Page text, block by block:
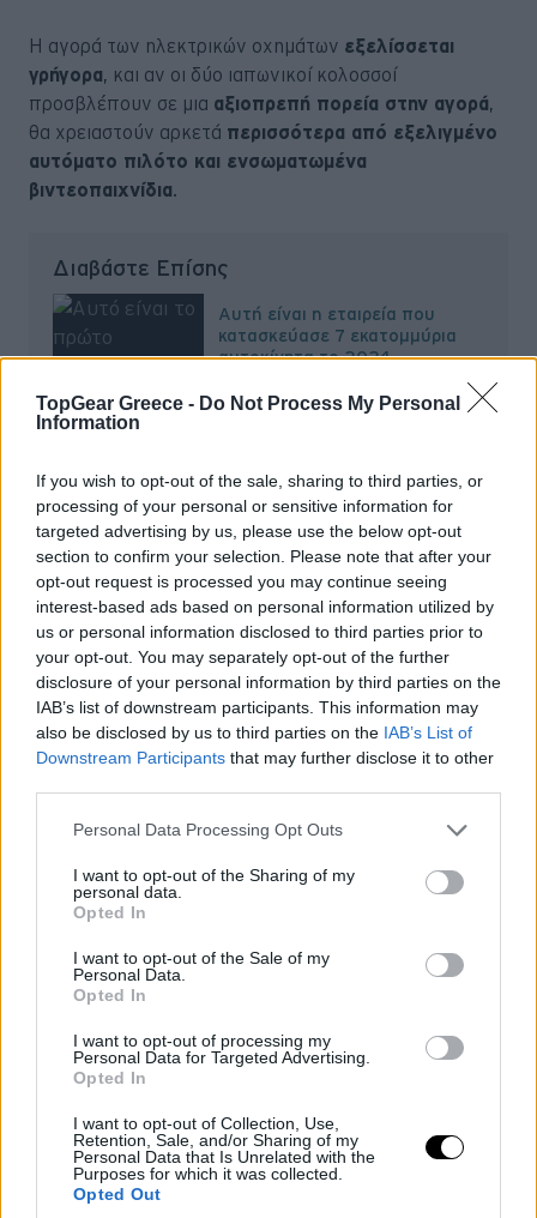
TopGear Greece - Do Not Process My Personal
Information
If you wish to opt-out of the sale, sharing to third parties, or
processing of your personal or sensitive information for
targeted advertising by us, please use the below opt-out
section to confirm your selection. Please note that after your
opt-out request is processed you may continue seeing
interest-based ads based on personal information utilized by
us or personal information disclosed to third parties prior to
your opt-out. You may separately opt-out of the further
disclosure of your personal information by third parties on the
IAB’s list of downstream participants. This information may
also be disclosed by us to third parties on the IAB’s List of
Downstream Participants that may further disclose it to other
Please note that this website/app uses one or more Google
not limited to your visit or usage behaviour. You may click to
grant or deny consent to Google and its third-party tags to
use your data for below specified purposes in below Google
consent section.
Personal Data Processing Opt Outs
I want to opt-out of the Sharing of my
personal data.
Opted In
I want to opt-out of the Sale of my
Personal Data.
Opted In
I want to opt-out of processing my
Personal Data for Targeted Advertising.
Opted In
I want to opt-out of Collection, Use,
Retention, Sale, and/or Sharing of my
Personal Data that Is Unrelated with the
Purposes for which it was collected.
Opted Out
Η αγορά των ηλεκτρικών οχημάτων εξελίσσεται
γρήγορα , και αν οι δύο ιαπωνικοί κολοσσοί
προσβλέπουν σε μια αξιοπρεπή πορεία στην αγορά
θα χρειαστούν αρκετά περισσότερα από εξελιγμένο
αυτόματο πιλότο και ενσωματωμένα
βιντεοπαιχνίδια
Διαβάστε Επίσης
Αυτή είναι η εταιρεία που
κατασκεύασε 7 εκατομμύρια
αυτοκίνητα το 2024
Αυτό είναι το νέο Hyundai
-πήρε το όνομά του από την
Κρήτη
Διαβάστε Επίσης
Επιστήμονες έφτιαξαν
μπαταρία ηλεκτρικού
αυτοκινήτου που σβήνει την
φωτιά
Tags
CES 2025 SONY
ΗΛΕΚΤΡΙΚΟ ΑΥΤΟΚΙΝΗΤΟ